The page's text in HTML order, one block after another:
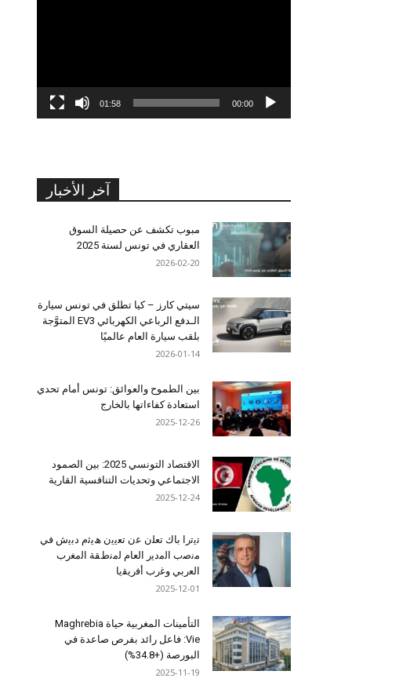
00:00
01:58
آخر الأخبار
مبوب تكشف عن حصيلة السوق
العقاري في تونس لسنة 2025
2026-02-20
سيتي كارز – كيا تطلق في تونس سيارة
الـدفع الرباعي الكهربائي EV3 المتوَّجة
بلقب سيارة العام عالميًا
2026-01-14
بين الطموح والعوائق: تونس أمام تحدي
استعادة كفاءاتها بالخارج
2025-12-26
الاقتصاد التونسي 2025: بين الصمود
الاجتماعي وتحديات التنافسية القارية
2025-12-24
ﺗﯾﺗرا ﺑﺎك ﺗﻌﻠن ﻋن ﺗﻌﯾﯾن ھﯾﺛم دﺑﯾش ﻓﻲ
ﻣﻧﺻب اﻟﻣدﯾر اﻟﻌﺎم ﻟﻣﻧطﻘﺔ اﻟﻣﻐرب
اﻟﻌرﺑﻲ وﻏرب أﻓرﯾﻘﯾﺎ
2025-12-01
التأمينات المغربية حياة Maghrebia
Vie: فاعل رائد بفرص صاعدة في
البورصة (+34.8%)
2025-11-19